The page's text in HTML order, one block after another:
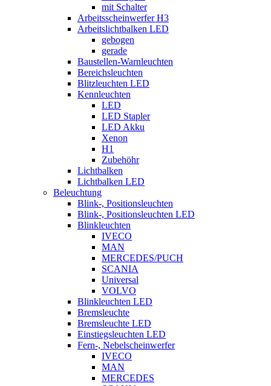
mit Schalter
Arbeitsscheinwerfer H3
Arbeitslichtbalken LED
gebogen
gerade
Baustellen-Warnleuchten
Bereichsleuchten
Blitzleuchten LED
Kennleuchten
LED
LED Stapler
LED Akku
Xenon
H1
Zubehöhr
Lichtbalken
Lichtbalken LED
Beleuchtung
Blink-, Positionsleuchten
Blink-, Positionsleuchten LED
Blinkleuchten
IVECO
MAN
MERCEDES/PUCH
SCANIA
Universal
VOLVO
Blinkleuchten LED
Bremsleuchte
Bremsleuchte LED
Einstiegsleuchten LED
Fern-, Nebelscheinwerfer
IVECO
MAN
MERCEDES